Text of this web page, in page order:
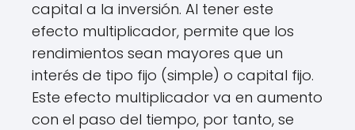
capital a la inversión. Al tener este
efecto multiplicador, permite que los
rendimientos sean mayores que un
interés de tipo fijo (simple) o capital fijo.
Este efecto multiplicador va en aumento
con el paso del tiempo, por tanto, se